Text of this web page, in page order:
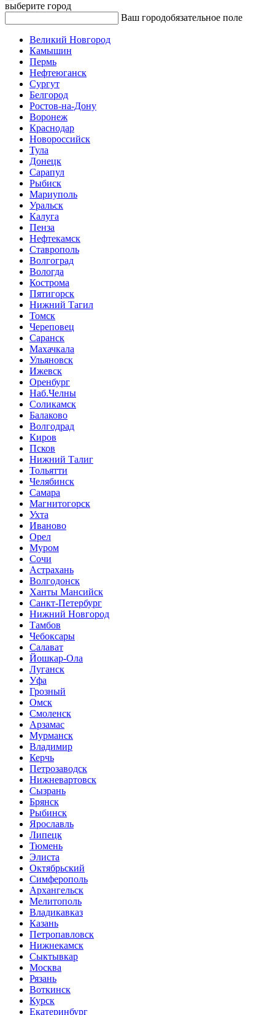
выберите город
Ваш городобязательное поле
Великий Новгород
Камышин
Пермь
Нефтеюганск
Сургут
Белгород
Ростов-на-Дону
Воронеж
Краснодар
Новороссийск
Тула
Донецк
Сарапул
Рыбиск
Мариуполь
Уральск
Калуга
Пенза
Нефтекамск
Ставрополь
Волгоград
Вологда
Кострома
Пятигорск
Нижний Тагил
Томск
Череповец
Саранск
Махачкала
Ульяновск
Ижевск
Оренбург
Наб.Челны
Соликамск
Балаково
Волгодрад
Киров
Псков
Нижний Талиг
Тольятти
Челябинск
Самара
Магнитогорск
Ухта
Иваново
Орел
Муром
Сочи
Астрахань
Волгодонск
Ханты Мансийск
Санкт-Петербург
Нижний Новгород
Тамбов
Чебоксары
Салават
Йошкар-Ола
Луганск
Уфа
Грозный
Омск
Смоленск
Арзамас
Мурманск
Владимир
Керчь
Петрозаводск
Нижневартовск
Сызрань
Брянск
Рыбинск
Ярославль
Липецк
Тюмень
Элиста
Октябрьский
Симферополь
Архангельск
Мелитополь
Владикавказ
Казань
Петропавловск
Нижнекамск
Сыктывкар
Москва
Рязань
Воткинск
Курск
Екатеринбург